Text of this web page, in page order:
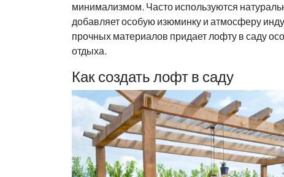
минимализмом. Часто используются
добавляет особую изюминку и атмосферу
прочных материалов придает лофту в саду
отдыха.
Как создать лофт в саду